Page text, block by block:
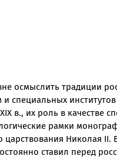
осмыслить традиции
специальных
в., их роль в качестве
рамки
Николая II.
ставил перед